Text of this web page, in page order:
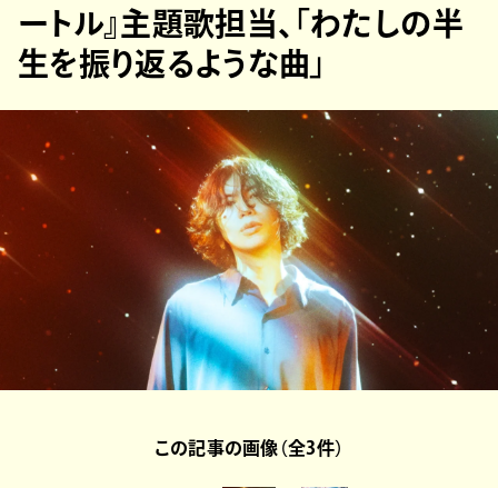
ートル』主題歌担当、「わたしの半
生を振り返るような曲」
この記事の画像（全3件）